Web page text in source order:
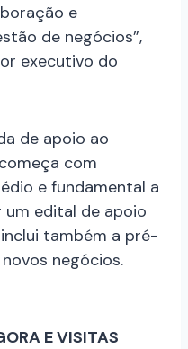
e
de negócios”,
executivo do
de apoio ao
com
e fundamental a
um edital de apoio
também a pré-
negócios.
E VISITAS